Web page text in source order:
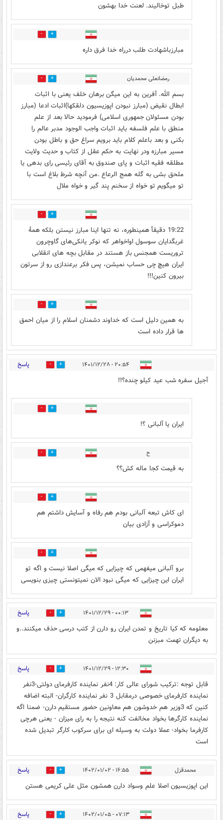
طبل توخالیند. لعنت خدا بهشون
8
مبارزباشهادت طلب درراه خدا فرق داره
رمضانعلی محمدیان 6
بسم الله. آفرین به این میگن برهان خلف یعنی با اثبات
ابطال نقیض (مبارز نبودن اپوزیسیون دلقکها)اثبات ادعا (مبارز
بودن مسئولان جمهوری اسلامی) فرمودید حالا بعد از علم
منطق با علم فلسفه باید اثبات واجب الوجود مدبر عالم را
بکنی و بعد باعلم کلام باید برویم سراغ حق و باطل بودن
مسیر مبارزه ودر نهایت به حکم عقل از کتاب و حدیث ولایت
مطلقه فقیه اثبات و پای صندوق به آقای رئیسی رای بدهی یا
ملحق بشی به گله همج الرعاع .من آنچه شرط بلاغ است با
تو میگویم تو خواه از سخنم پند گیر و خواه ملال
13
19:22 دقيقأ همینطوره، نه تنها اینا مبارز نیستن بلکه همهٔ
غربگدایان سوسول اواخواهر که نوکر یانکی‌های گاوچرون
تروریست همجنس باز هستند در مقابل بچه های انقلابی
ایران هیچ چی حساب نمیشن، پس فکر برعندازی رو از سرتون
بیرون کنین!!!
14
به همین دلیل است که خداوند دشمنان اسلام را از میان احمق
ها قرار داده است
۲۰:۵۴ - ۱۴۰۱/۱۲/۲۸ 8 پاسخ
آجیل سفره شب عید کیلو چنده؟!!
14
ایران یا آلبانی ؟!
ح 0
به قیمت کجا ماله کش؟؟
3
ای کاش تبعه آلبانی بودم هم رفاه و آسایش داشتم هم
دموکراسی و آزادی بیان
1
برو آلبانی میفهمی که چیزایی که میگی اصلا نیست و اگه تو
ایران این چیزایی که میگی نبود الان نمیتونستی چیزی بنویسی
۰۰:۱۳ - ۱۴۰۱/۱۲/۲۹ 9 پاسخ
معلومه که کیا تاریخ و تمدن ایران رو دارن از کتب درسی حذف میکنند..و
به دیگران تهمت مبزنن
۱۲:۳۰ - ۱۴۰۱/۱۲/۲۹ 3 پاسخ
قابل توجه :ترکیب شورای عالی کار: 4نفر نماینده کارفرمای دولتی-3نفر
نماینده کارفرمای خصوصی درمقابل 3 نفر نماینده کارگران- البته اضافه
کنین که 3وزیر هم خدوشون هم معاونین حضور مستقیم دارن- ضمنا اگه
نماینده کارگرها بخواد مخالفت کنه نتیجه را به رای میزان - یعنی هرچی
کارفرما بخواد- عملا دولت به وسیله ای برای سرکوب کارگر تبدیل شده
است
محمدقزل ۱۶:۵۵ - ۱۴۰۲/۰۱/۰۲ 0 پاسخ
این اپوزيسيون اصلا علم وسواد دارن همشون مثل علی کریمی هستن
۰۷:۱۳ - ۱۴۰۲/۰۱/۰۵ 0 پاسخ